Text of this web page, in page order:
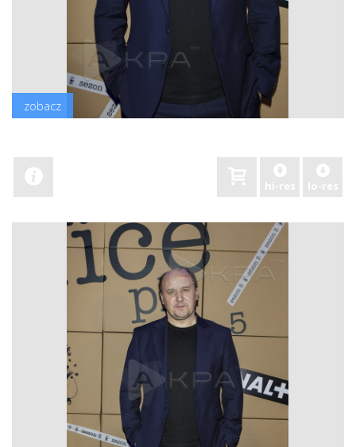
zobacz
hi-res lo-res